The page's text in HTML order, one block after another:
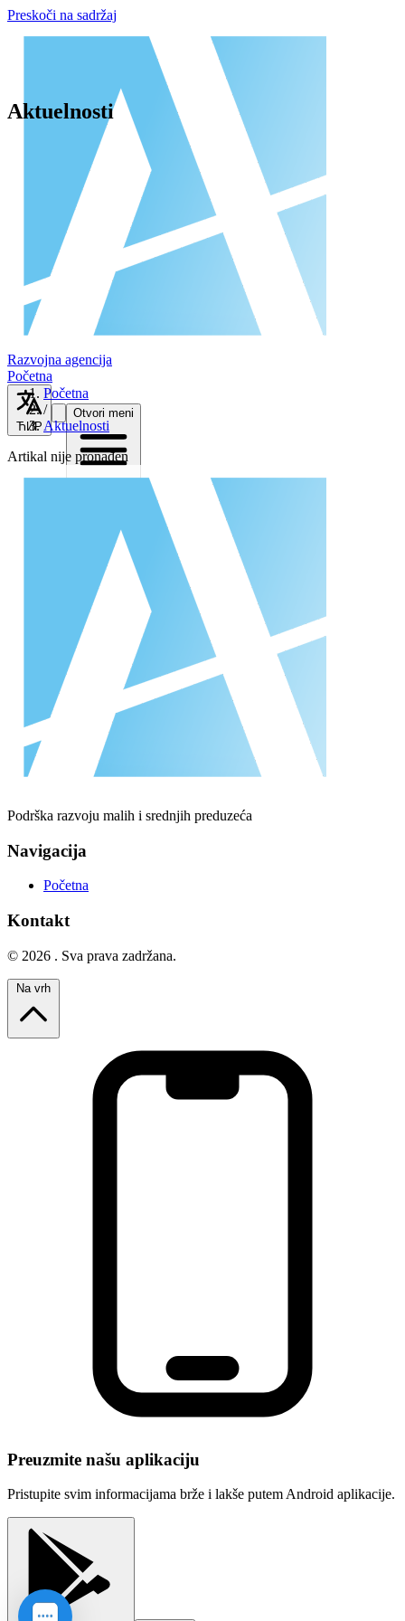
Preskoči na sadržaj
Razvojna agencija
Početna
ЋИР
Otvori meni
Aktuelnosti
Početna
/
Aktuelnosti
Artikal nije pronađen
Podrška razvoju malih i srednjih preduzeća
Navigacija
Početna
Kontakt
© 2026 . Sva prava zadržana.
Preuzmite našu aplikaciju
Pristupite svim informacijama brže i lakše putem Android aplikacije.